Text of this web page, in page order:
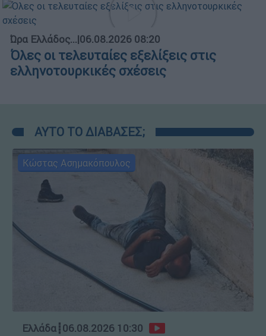
Ώρα Ελλάδος...|06.08.2026 08:20
Όλες οι τελευταίες εξελίξεις στις
ελληνοτουρκικές σχέσεις
ΑΥΤΟ ΤΟ ΔΙΑΒΑΣΕΣ;
Κώστας Ασημακόπουλος
Ελλάδα┋06.08.2026 10:30